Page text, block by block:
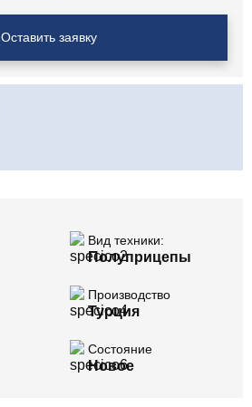
Оставить заявку
Вид техники:
Полуприцепы
Производство
Турция
Состояние
Новое